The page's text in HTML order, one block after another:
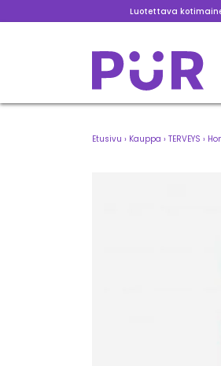
Luotettava
Etusivu › Kauppa › TERVEYS ›